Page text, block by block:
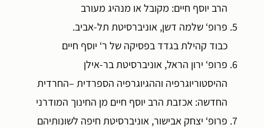
הרב יוסף חיים: מקובל או מנהיג מעורב
פרופ‘ שלמה דשן, אוניברסיטת תל-אביב.
כבוד קהילת בגדד בפסיקה של ר‘ יוסף חיים
פרופ‘ ירון הראל, אוניברסיטת בר-אילן
ההיסטוריוגרפיה וההגיוגרפיה הספרדית –החרדית
החדשה: אכזבת הרב יוסף חיים מן החינוך המודרני
פרופ‘ יצחק אבישור, אוניברסיטת חיפה לשונותיהם